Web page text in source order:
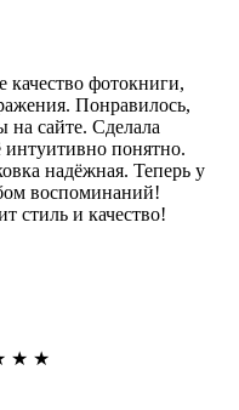
фотокниги,
Понравилось,
на сайте. Сделала
интуитивно понятно.
надёжная. Теперь у
воспоминаний!
стиль и качество!
★ ★